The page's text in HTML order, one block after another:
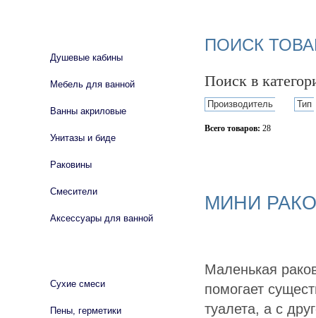
ПОИСК
Поиск в
Производитель Тип
Всего товаров: 28
МИНИ
Маленькая
помогает
туалета, а с
Душевые кабины
Мебель для ванной
Ванны акриловые
Унитазы и биде
Раковины
Смесители
Аксессуары для ванной
Сухие смеси
Пены, герметики